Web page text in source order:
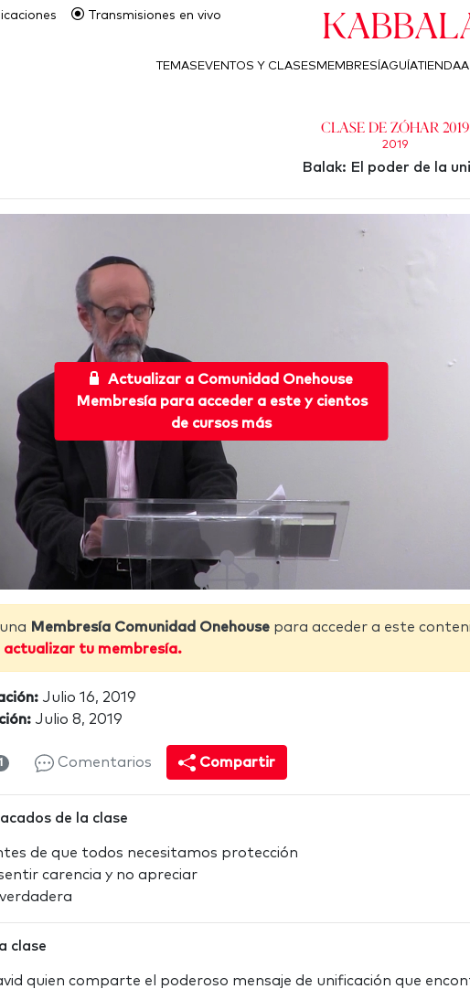
Transmisiones en vivo
TEMAS EVENTOS Y CLASES MEMBRESÍAGUÍATIENDA
Clase de Zóhar 2019
2019
Balak: El poder de la
Actualizar a Comunidad Onehouse
Membresía para acceder a este y cientos
de cursos más
Membresía Comunidad Onehouse para acceder a este
actualizar tu membresía.
Julio 16, 2019
Julio 8, 2019
Comentarios Compartir
de la clase
de que todos necesitamos protección
carencia y no apreciar
clase
quien comparte el poderoso mensaje de unificación que